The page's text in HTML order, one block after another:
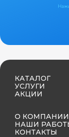
КАТАЛОГ
УСЛУГИ
АКЦИИ
О КОМПАНИИ
НАШИ
КОНТАКТЫ